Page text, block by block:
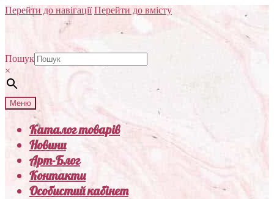
Перейти до навігації Перейти до вмісту
Пошук
×
Меню
Каталог товарів
Новини
Арт-Блог
Контакти
Особистий кабінет